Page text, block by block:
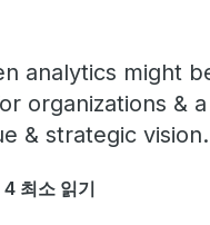
analytics might
organizations &
& strategic
최소 읽기